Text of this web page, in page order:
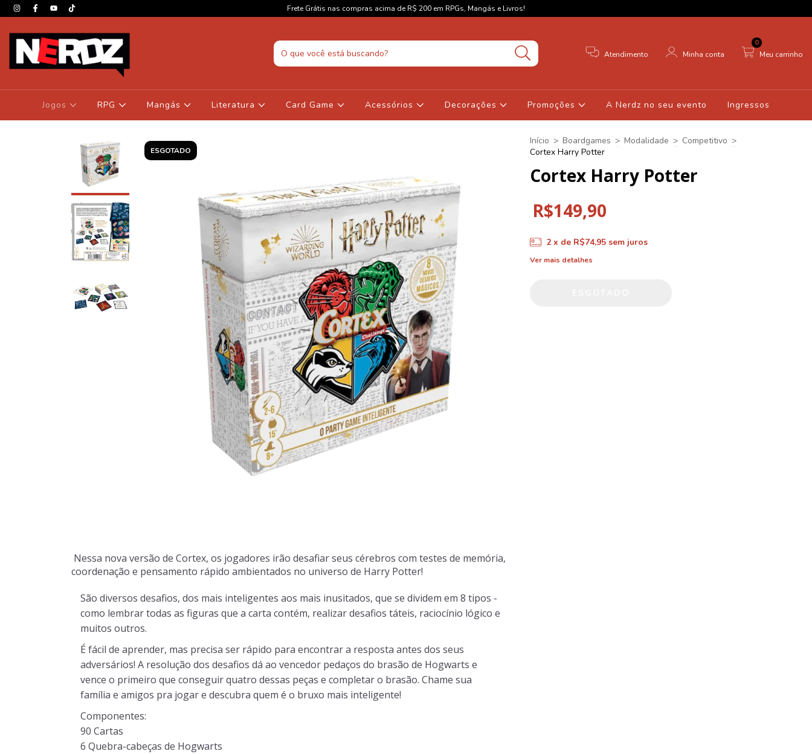
Frete Grátis nas compras acima de R$ 200 em RPGs, Mangás e Livros!
Atendimento Minha conta Meu carrinho
0
Jogos RPG Mangás Literatura Card Game Acessórios Decorações Promoções A Nerdz no seu evento Ingressos
ESGOTADO
Nessa nova versão de Cortex, os jogadores irão desafiar seus cérebros com testes de memória,
coordenação e pensamento rápido ambientados no universo de Harry Potter!
São diversos desafios, dos mais inteligentes aos mais inusitados, que se dividem em 8 tipos -
como lembrar todas as figuras que a carta contém, realizar desafios táteis, raciocínio lógico e
muitos outros.
É fácil de aprender, mas precisa ser rápido para encontrar a resposta antes dos seus
adversários! A resolução dos desafios dá ao vencedor pedaços do brasão de Hogwarts e
vence o primeiro que conseguir quatro dessas peças e completar o brasão. Chame sua
família e amigos pra jogar e descubra quem é o bruxo mais inteligente!
Componentes:
90 Cartas
6 Quebra-cabeças de Hogwarts
Início > Boardgames > Modalidade > Competitivo >
Cortex Harry Potter
Cortex Harry Potter
R$149,90
2 x de R$74,95 sem juros
Ver mais detalhes